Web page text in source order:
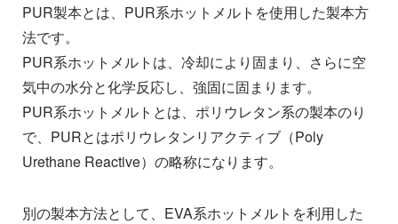
PUR製本とは、PUR系ホットメルトを使用した製本方
法です。
PUR系ホットメルトは、冷却により固まり、さらに空
気中の水分と化学反応し、強固に固まります。
PUR系ホットメルトとは、ポリウレタン系の製本のり
で、PURとはポリウレタンリアクティブ（Poly
Urethane Reactive）の略称になります。
別の製本方法として、EVA系ホットメルトを利用した